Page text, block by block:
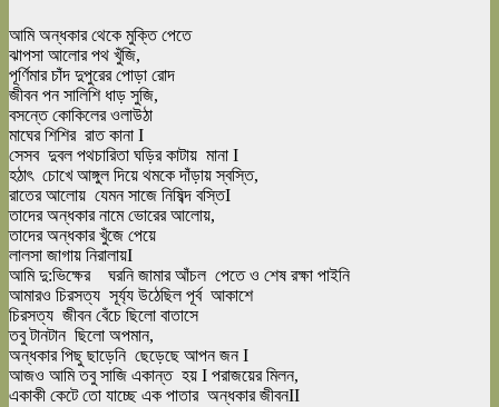
আমি অন্ধকার থেকে মুক্তি পেতে
ঝাপসা আলোর পথ খুঁজি,
পূর্ণিমার চাঁদ দুপুরের পোড়া রোদ
জীবন পন সালিশি ধাড় সুজি,
বসন্তে কোকিলের ওলাউঠা
মাঘের শিশির রাত কানা I
সেসব দুবল পথচারিতা ঘড়ির কাটায় মানা I
হঠাৎ চোখে আঙ্গুল দিয়ে থমকে দাঁড়ায় স্বস্তি,
রাতের আলোয় যেমন সাজে নিষিব্দ বস্তিI
তাদের অন্ধকার নামে ভোরের আলোয়,
তাদের অন্ধকার খুঁজে পেয়ে
লালসা জাগায় নিরালায়I
আমি দু:ভিক্ষের ঘরনি জামার আঁচল পেতে ও শেষ রক্ষা পাইনি
আমারও চিরসত্য সূর্য্য উঠেছিল পূর্ব আকাশে
চিরসত্য জীবন বেঁচে ছিলো বাতাসে
তবু টানটান ছিলো অপমান,
অন্ধকার পিছু ছাড়েনি ছেড়েছে আপন জন I
আজও আমি তবু সাজি একান্ত হয় I পরাজয়ের মিলন,
একাকী কেটে তো যাচ্ছে এক পাতার অন্ধকার জীবনII